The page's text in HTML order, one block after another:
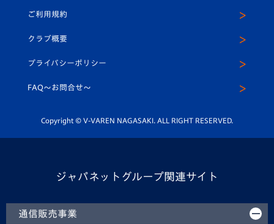
平和祈念活動
ホームタウン活動
スクール
ヴィヴィくんインスタグラム
公式LINE＠
ご利用規約
クラブ概要
プライバシーポリシー
FAQ〜お問合せ〜
Copyright © V-VAREN NAGASAKI. ALL RIGHT RESERVED.
ジャパネットグループ関連サイト
通信販売事業